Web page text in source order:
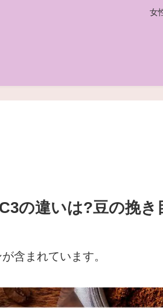
女
の違いは?豆の挽
含まれています。